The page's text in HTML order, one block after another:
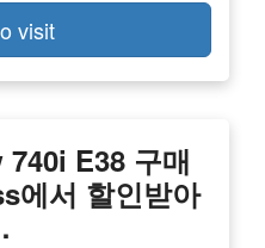
visit
E38 구매
에서 할인받아